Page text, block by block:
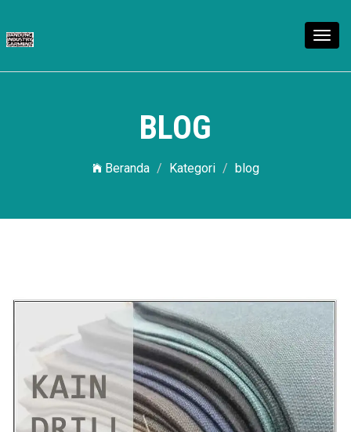
BLOG
Beranda Kategori blog